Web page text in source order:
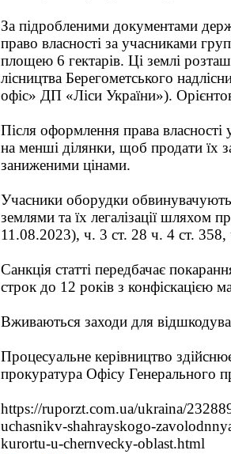
За підробленими документами
право власності за учасниками
площею 6 гектарів. Ці землі
лісництва Берегометського
офіс» ДП «Ліси України»).
Після оформлення права власності
на менші ділянки, щоб продати їх
заниженими цінами.
Учасники оборудки
землями та їх легалізації шляхом
11.08.2023), ч. 3 ст. 28 ч. 4 ст.
Санкція статті передбачає
строк до 12 років з конфіскацією
Вживаються заходи для
Процесуальне керівництво
прокуратура Офісу Генерального
https://ruporzt.com.ua/ukraina/
uchasnikv-shahrayskogo-
kurortu-u-chernvecky-oblast.html